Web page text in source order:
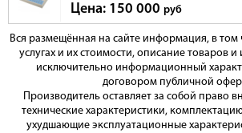
Цена: 150 000 руб
Вся размещённая на сайте информация, в
услугах и их стоимости, описание товаров
исключительно информационный
договором публичной
Производитель оставляет за собой право
технические характеристики,
ухудшающие эксплуатационные